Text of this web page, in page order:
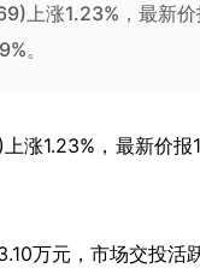
上涨1.23%，最新
。
上涨1.23% ，最新价报
万元，市场交投活